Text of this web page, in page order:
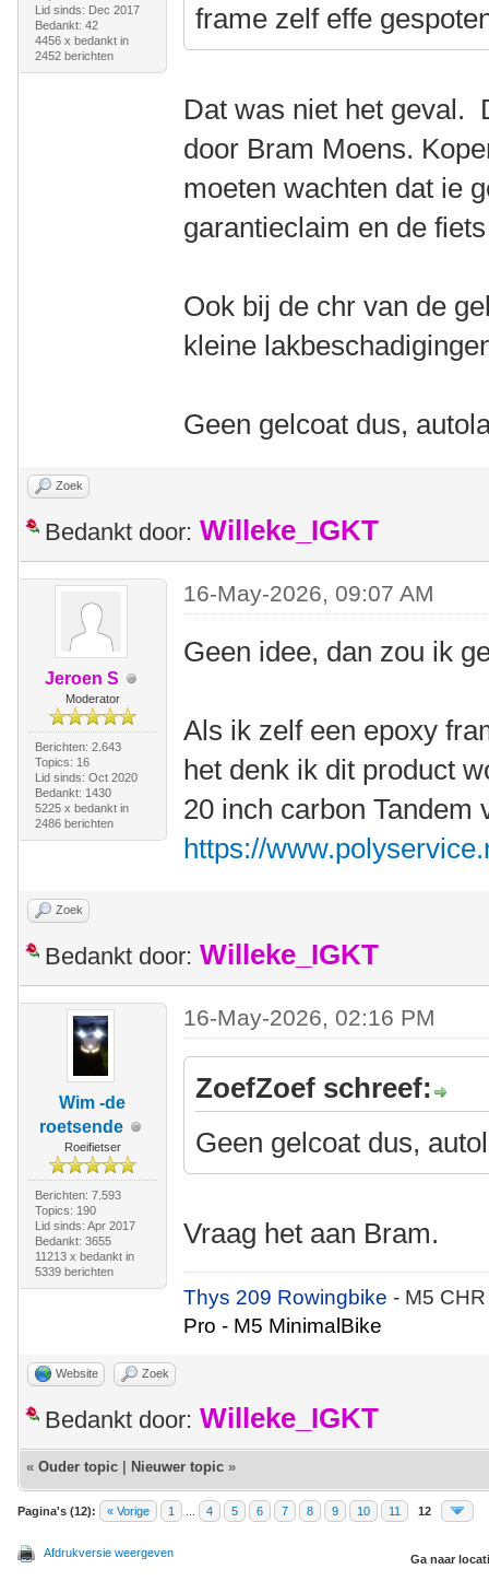
Lid sinds: Dec 2017
Bedankt: 42
4456 x bedankt in
2452 berichten
frame zelf effe
Dat was niet het geval.
door Bram Moens.
moeten wachten dat ie
garantieclaim en de
Ook bij de chr van de
kleine
Geen gelcoat dus,
Zoek
Bedankt door: Willeke_IGKT
Jeroen S
Moderator
Berichten: 2.643
Topics: 16
Lid sinds: Oct 2020
Bedankt: 1430
5225 x bedankt in
2486 berichten
16-May-2026, 09:07 AM
Geen idee, dan zou ik
Als ik zelf een epoxy
het denk ik dit product
20 inch carbon Tandem
https://
Zoek
Bedankt door: Willeke_IGKT
Wim -de
roetsende
Roeifietser
Berichten: 7.593
Topics: 190
Lid sinds: Apr 2017
Bedankt: 3655
11213 x bedankt in
5339 berichten
16-May-2026, 02:16 PM
ZoefZoef schreef:
Geen gelcoat dus,
Vraag het aan Bram.
Thys 209 Rowingbike- M5
Pro - M5 MinimalBike
Website Zoek
Bedankt door: Willeke_IGKT
« Ouder topic Nieuwer topic »
Pagina's (12): « Vorige 1 4 5 6 7 8 9 10 11 12
Afdrukversie weergeven Ga naar